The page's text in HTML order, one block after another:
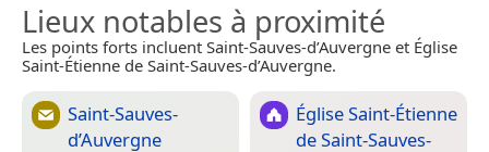
Lieux notables à proximité
Les points forts incluent Saint-Sauves-d’Auvergne et Église
Saint-Étienne de Saint-Sauves-d’Auvergne.
Saint-Sauves-
d’Auvergne
Église Saint-Étienne
de Saint-Sauves-